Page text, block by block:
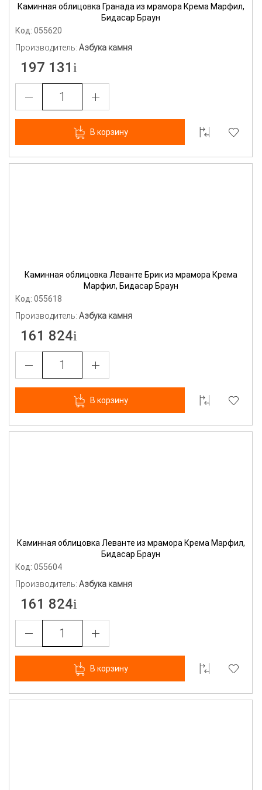
Каминная облицовка Гранада из мрамора Крема Марфил,
Бидасар Браун
Код: 055620
Производитель: Азбука камня
197 131
В корзину
Каминная облицовка Леванте Брик из мрамора Крема
Марфил, Бидасар Браун
Код: 055618
Производитель: Азбука камня
161 824
В корзину
Каминная облицовка Леванте из мрамора Крема Марфил,
Бидасар Браун
Код: 055604
Производитель: Азбука камня
161 824
В корзину